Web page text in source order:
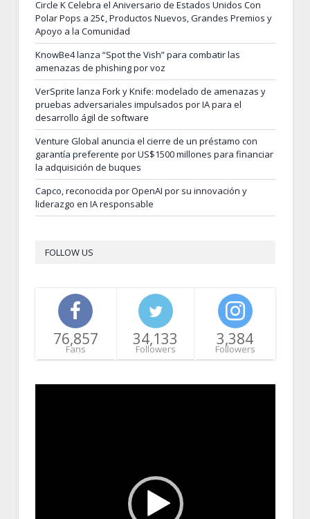
Circle K Celebra el Aniversario de Estados Unidos Con
Polar Pops a 25¢, Productos Nuevos, Grandes Premios y
Apoyo a la Comunidad
KnowBe4 lanza “Spot the Vish” para combatir las
amenazas de phishing por voz
VerSprite lanza Fork y Knife: modelado de amenazas y
pruebas adversariales impulsados por IA para el
desarrollo ágil de software
Venture Global anuncia el cierre de un préstamo con
garantía preferente por US$1500 millones para financiar
la adquisición de buques
Capco, reconocida por OpenAI por su innovación y
liderazgo en IA responsable
FOLLOW US
76,857
Fans
34,133
Followers
3,384
Followers